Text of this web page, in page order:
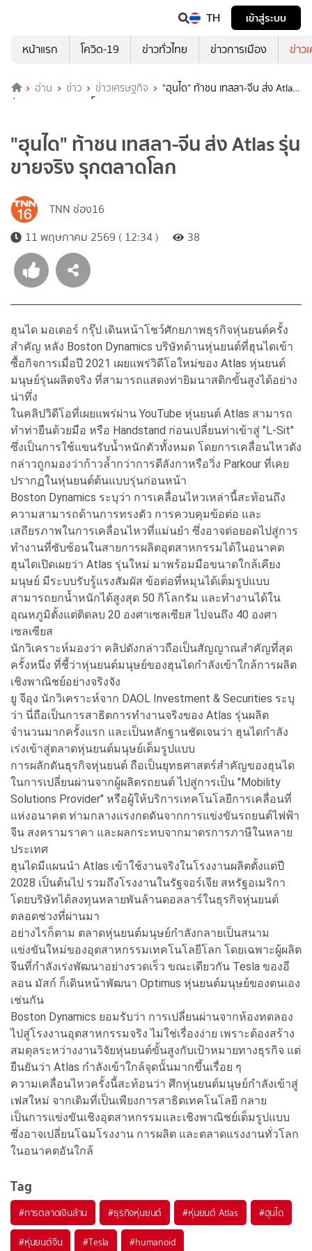
TH
เข้าสู่ระบบ
หน้าแรก
โควิด-19 ข่าวทั่วไทย ข่าวการเมือง ข่าว
อ่าน ข่าว ข่าวเศรษฐกิจ
"ฮุนได" ท้าชน เทสลา-จีน ส่ง Atlas
รุ่นขายจริง รุกตลาดโลก
"ฮุนได" ท้าชน เทสลา-จีน ส่ง Atlas รุ่น
ขายจริง รุกตลาดโลก
TNN ช่อง16
11 พฤษภาคม 2569 ( 12:34 )
38
ฮุนได มอเตอร์ กรุ๊ป เดินหน้าโชว์ศักยภาพธุรกิจหุ่นยนต์ครั้ง
สำคัญ หลัง Boston Dynamics บริษัทด้านหุ่นยนต์ที่ฮุนไดเข้า
ซื้อกิจการเมื่อปี 2021 เผยแพร่วิดีโอใหม่ของ Atlas หุ่นยนต์
มนุษย์รุ่นผลิตจริง ที่สามารถแสดงท่ายิมนาสติกขั้นสูงได้อย่าง
น่าทึ่ง
ในคลิปวิดีโอที่เผยแพร่ผ่าน YouTube หุ่นยนต์ Atlas สามารถ
ทำท่ายืนด้วยมือ หรือ Handstand ก่อนเปลี่ยนท่าเข้าสู่ "L-Sit"
ซึ่งเป็นการใช้แขนรับน้ำหนักตัวทั้งหมด โดยการเคลื่อนไหวดัง
กล่าวถูกมองว่าก้าวล้ำกว่าการตีลังกาหรือวิ่ง Parkour ที่เคย
ปรากฏในหุ่นยนต์ต้นแบบรุ่นก่อนหน้า
Boston Dynamics ระบุว่า การเคลื่อนไหวเหล่านี้สะท้อนถึง
ความสามารถด้านการทรงตัว การควบคุมข้อต่อ และ
เสถียรภาพในการเคลื่อนไหวที่แม่นยำ ซึ่งอาจต่อยอดไปสู่การ
ทำงานที่ซับซ้อนในสายการผลิตอุตสาหกรรมได้ในอนาคต
ฮุนไดเปิดเผยว่า Atlas รุ่นใหม่ มาพร้อมมือขนาดใกล้เคียง
มนุษย์ มีระบบรับรู้แรงสัมผัส ข้อต่อที่หมุนได้เต็มรูปแบบ
สามารถยกน้ำหนักได้สูงสุด 50 กิโลกรัม และทำงานได้ใน
อุณหภูมิตั้งแต่ติดลบ 20 องศาเซลเซียส ไปจนถึง 40 องศา
เซลเซียส
นักวิเคราะห์มองว่า คลิปดังกล่าวถือเป็นสัญญาณสำคัญที่สุด
ครั้งหนึ่ง ที่ชี้ว่าหุ่นยนต์มนุษย์ของฮุนไดกำลังเข้าใกล้การผลิต
เชิงพาณิชย์อย่างจริงจัง
ยู จีอุง นักวิเคราะห์จาก DAOL Investment & Securities ระบุ
ว่า นี่ถือเป็นการสาธิตการทำงานจริงของ Atlas รุ่นผลิต
จำนวนมากครั้งแรก และเป็นหลักฐานชัดเจนว่า ฮุนไดกำลัง
เร่งเข้าสู่ตลาดหุ่นยนต์มนุษย์เต็มรูปแบบ
การผลักดันธุรกิจหุ่นยนต์ ถือเป็นยุทธศาสตร์สำคัญของฮุนได
ในการเปลี่ยนผ่านจากผู้ผลิตรถยนต์ ไปสู่การเป็น "Mobility
Solutions Provider" หรือผู้ให้บริการเทคโนโลยีการเคลื่อนที่
แห่งอนาคต ท่ามกลางแรงกดดันจากการแข่งขันรถยนต์ไฟฟ้า
จีน สงครามราคา และผลกระทบจากมาตรการภาษีในหลาย
ประเทศ
ฮุนไดมีแผนนำ Atlas เข้าใช้งานจริงในโรงงานผลิตตั้งแต่ปี
2028 เป็นต้นไป รวมถึงโรงงานในรัฐจอร์เจีย สหรัฐอเมริกา
โดยบริษัทได้ลงทุนหลายพันล้านดอลลาร์ในธุรกิจหุ่นยนต์
ตลอดช่วงที่ผ่านมา
อย่างไรก็ตาม ตลาดหุ่นยนต์มนุษย์กำลังกลายเป็นสนาม
แข่งขันใหม่ของอุตสาหกรรมเทคโนโลยีโลก โดยเฉพาะผู้ผลิต
จีนที่กำลังเร่งพัฒนาอย่างรวดเร็ว ขณะเดียวกัน Tesla ของอี
ลอน มัสก์ ก็เดินหน้าพัฒนา Optimus หุ่นยนต์มนุษย์ของตนเอง
เช่นกัน
Boston Dynamics ยอมรับว่า การเปลี่ยนผ่านจากห้องทดลอง
ไปสู่โรงงานอุตสาหกรรมจริง ไม่ใช่เรื่องง่าย เพราะต้องสร้าง
สมดุลระหว่างงานวิจัยหุ่นยนต์ขั้นสูงกับเป้าหมายทางธุรกิจ แต่
ยืนยันว่า Atlas กำลังเข้าใกล้จุดนั้นมากขึ้นเรื่อย ๆ
ความเคลื่อนไหวครั้งนี้สะท้อนว่า ศึกหุ่นยนต์มนุษย์กำลังเข้าสู่
เฟสใหม่ จากเดิมที่เป็นเพียงการสาธิตเทคโนโลยี กลาย
เป็นการแข่งขันเชิงอุตสาหกรรมและเชิงพาณิชย์เต็มรูปแบบ
ซึ่งอาจเปลี่ยนโฉมโรงงาน การผลิต และตลาดแรงงานทั่วโลก
ในอนาคตอันใกล้
Tag
#การตลาดเงินล้าน #ธุรกิจหุ่นยนต์ #หุ่นยนต์ Atlas #ฮุนได
#หุ่นยนต์จีน #Tesla #humanoid